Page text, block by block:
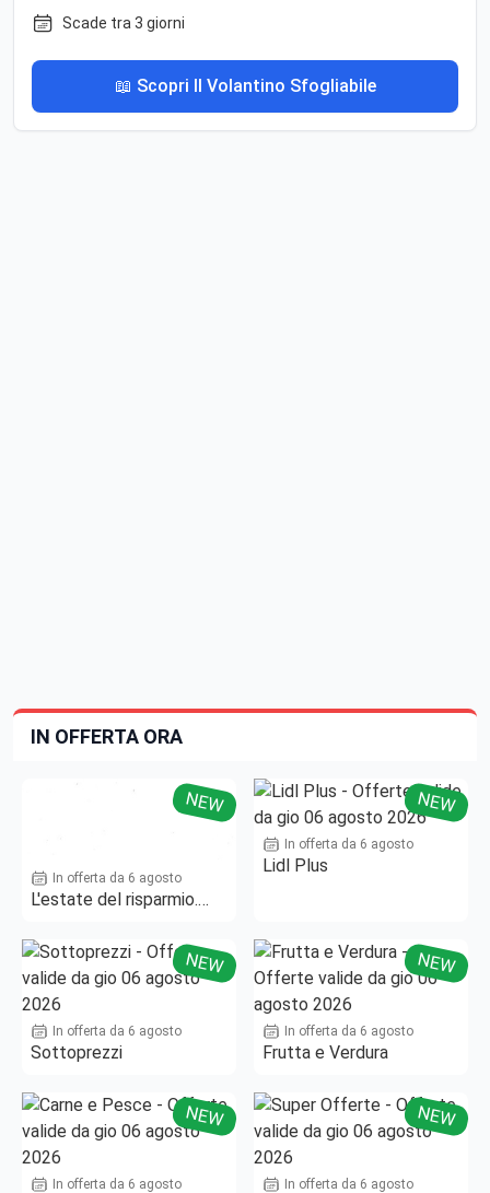
Scade tra 3 giorni
📖 Scopri Il Volantino Sfogliabile
IN OFFERTA ORA
NEW
In offerta da 6 agosto
L'estate del risparmio.
NEW
In offerta da 6 agosto
Lidl Plus
NEW
In offerta da 6 agosto
Sottoprezzi
NEW
In offerta da 6 agosto
Frutta e Verdura
NEW
In offerta da 6 agosto
NEW
In offerta da 6 agosto